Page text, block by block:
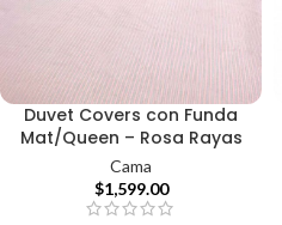
Duvet Covers con Funda
Mat/Queen – Rosa Rayas
Cama
$1,599.00